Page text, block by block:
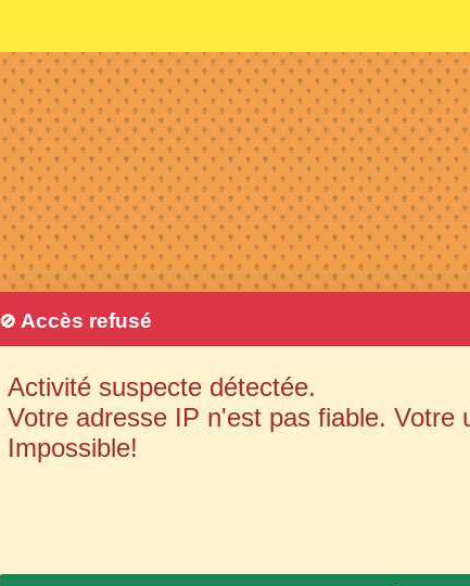
🚫Accès refusé
Activité suspecte détectée.
Votre adresse IP n'est pas fiable. Votre
Impossible!